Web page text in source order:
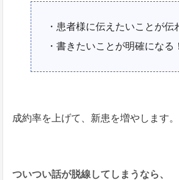
・患者様に伝えたいことが伝
・書きたいことが明確になる！
成約率を上げて、新患を増やします。
ついつい話が脱線してしまうなら、